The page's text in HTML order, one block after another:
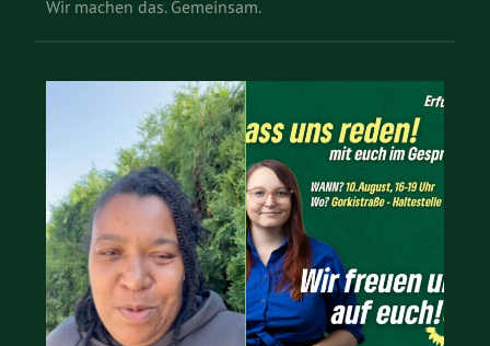
Wir machen das. Gemeinsam.